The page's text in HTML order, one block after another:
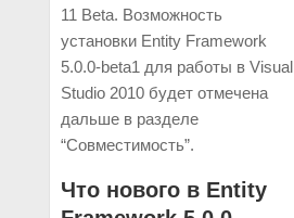
11 Beta. Возможность
установки Entity Framework
5.0.0-beta1 для работы в Visual
Studio 2010 будет отмечена
дальше в разделе
“Совместимость”.
Что нового в Entity